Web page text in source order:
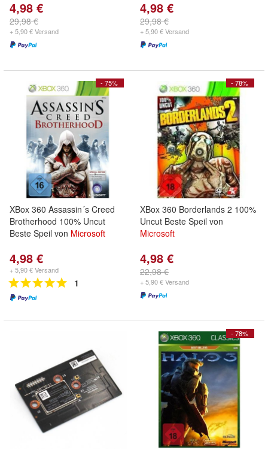
4,98 €
29,98 €
+ 5,90 € Versand
4,98 €
29,98 €
+ 5,90 € Versand
- 75%
XBox 360 Assassin´s Creed
Brotherhood 100% Uncut
Beste Speil von Microsoft
4,98 €
+ 5,90 € Versand
1
- 78%
XBox 360 Borderlands 2 100%
Uncut Beste Speil von
Microsoft
4,98 €
22,98 €
+ 5,90 € Versand
- 78%